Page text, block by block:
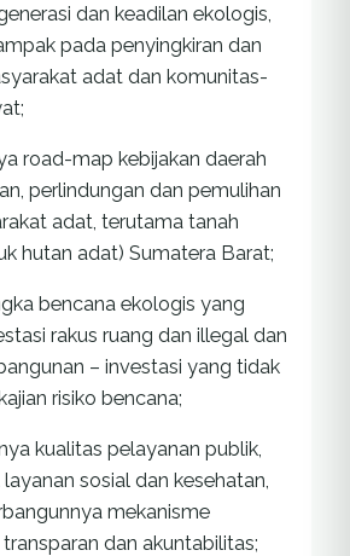
dan keadilan ekologis,
pada penyingkiran dan
adat dan komunitas-
road-map kebijakan daerah
perlindungan dan pemulihan
adat, terutama tanah
hutan adat) Sumatera Barat;
bencana ekologis yang
rakus ruang dan illegal dan
– investasi yang tidak
risiko bencana;
kualitas pelayanan publik,
sosial dan kesehatan,
mekanisme
dan akuntabilitas;